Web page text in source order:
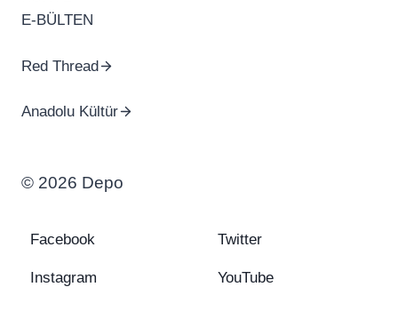
E-BÜLTEN
Red Thread
Anadolu Kültür
© 2026 Depo
Facebook Twitter
Instagram YouTube